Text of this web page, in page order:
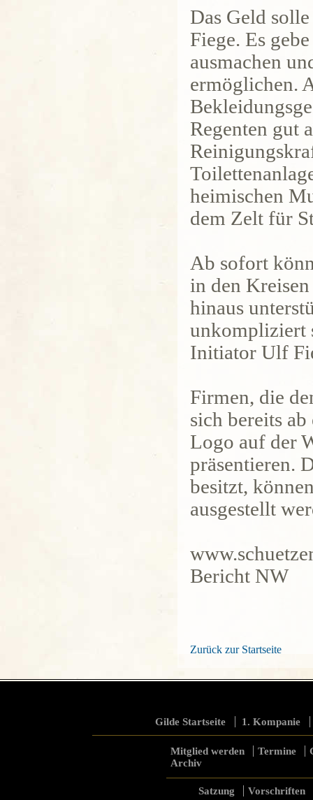
Das Geld
Fiege. Es
ausmachen
ermöglichen.
Regenten gut
heimischen
dem Zelt für
Ab sofort
in den
hinaus
unkompliziert
Initiator Ulf
Firmen, die
sich bereits
Logo auf der
präsentieren.
besitzt,
ausgestellt
Bericht NW
Zurück zur Startseite
Gilde Startseite 1. Kompanie
Mitglied werden Termine
Archiv
Satzung Vorschriften